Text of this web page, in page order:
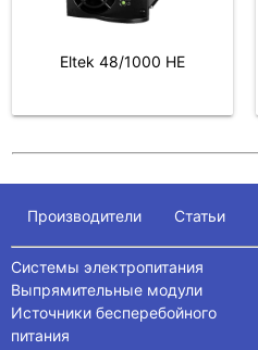
Система a41
Eltek 48/1000 HE
Производители Статьи
Системы электропитания
Выпрямительные модули
Источники бесперебойного
питания